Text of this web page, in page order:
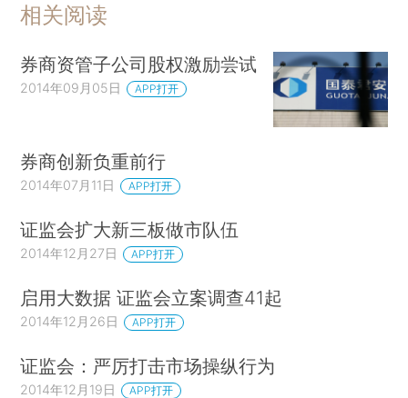
相关阅读
券商资管子公司股权激励尝试
2014年09月05日 APP打开
券商创新负重前行
2014年07月11日 APP打开
证监会扩大新三板做市队伍
2014年12月27日 APP打开
启用大数据 证监会立案调查41起
2014年12月26日 APP打开
证监会：严厉打击市场操纵行为
2014年12月19日 APP打开